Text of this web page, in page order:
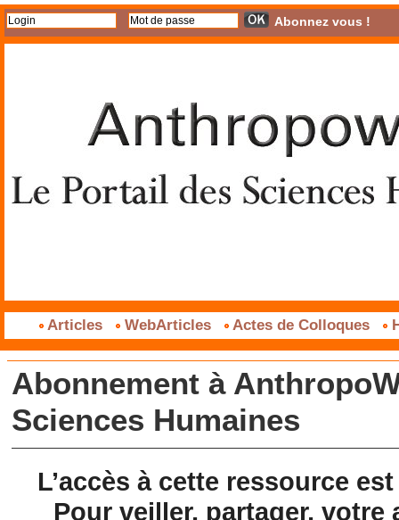
Abonnez vous !
Articles WebArticles Actes de Colloques
Abonnement à
Sciences Humaines
L’accès à cette ressource
Pour veiller, partager,